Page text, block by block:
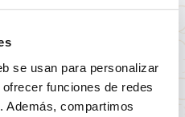
se usan para personalizar
funciones de redes
Además, compartimos